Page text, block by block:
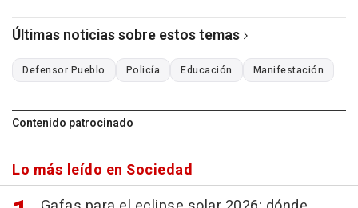
Últimas noticias sobre estos temas
Defensor Pueblo Policía Educación Manifestación
Contenido patrocinado
Lo más leído en Sociedad